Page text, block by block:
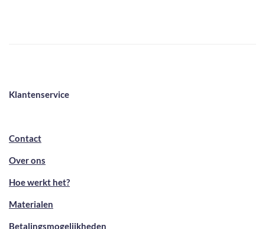
Klantenservice
Contact
Over ons
Hoe werkt het?
Materialen
Betalingsmogelijkheden